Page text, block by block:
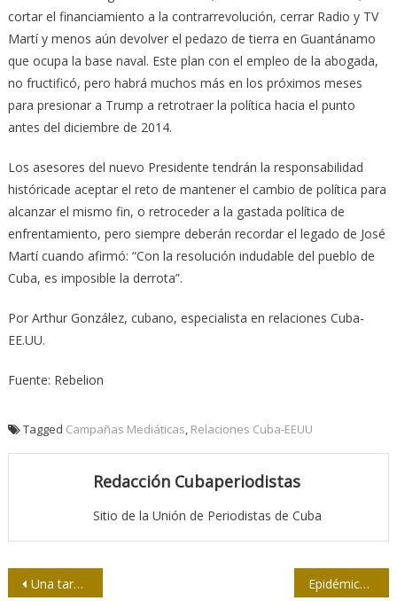
cortar el financiamiento a la contrarrevolución, cerrar Radio y TV
Martí y menos aún devolver el pedazo de tierra en Guantánamo
que ocupa la base naval. Este plan con el empleo de la abogada,
no fructificó, pero habrá muchos más en los próximos meses
para presionar a Trump a retrotraer la política hacia el punto
antes del diciembre de 2014.
Los asesores del nuevo Presidente tendrán la responsabilidad
históricade aceptar el reto de mantener el cambio de política para
alcanzar el mismo fin, o retroceder a la gastada política de
enfrentamiento, pero siempre deberán recordar el legado de José
Martí cuando afirmó: “Con la resolución indudable del pueblo de
Cuba, es imposible la derrota”.
Por Arthur González, cubano, especialista en relaciones Cuba-
EE.UU.
Fuente: Rebelion
Tagged Campañas Mediáticas, Relaciones Cuba-EEUU
Redacción Cubaperiodistas
Sitio de la Unión de Periodistas de Cuba
Navegación
Una tarde en casa… con colegas jubilados Epidémico, doméstico